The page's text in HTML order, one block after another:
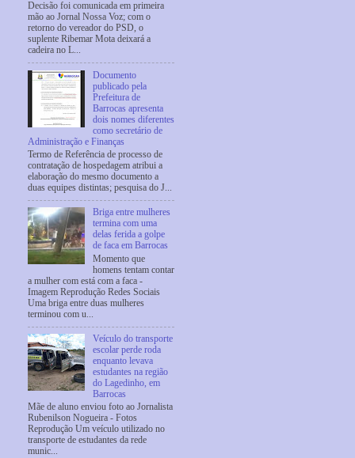
Decisão foi comunicada em primeira
mão ao Jornal Nossa Voz; com o
retorno do vereador do PSD, o
suplente Ribemar Mota deixará a
cadeira no L...
Documento
publicado pela
Prefeitura de
Barrocas apresenta
dois nomes diferentes
como secretário de
Administração e Finanças
Termo de Referência de processo de
contratação de hospedagem atribui a
elaboração do mesmo documento a
duas equipes distintas; pesquisa do J...
Briga entre mulheres
termina com uma
delas ferida a golpe
de faca em Barrocas
Momento que
homens tentam contar
a mulher com está com a faca -
Imagem Reprodução Redes Sociais
Uma briga entre duas mulheres
terminou com u...
Veículo do transporte
escolar perde roda
enquanto levava
estudantes na região
do Lagedinho, em
Barrocas
Mãe de aluno enviou foto ao Jornalista
Rubenilson Nogueira - Fotos
Reprodução Um veículo utilizado no
transporte de estudantes da rede
munic...